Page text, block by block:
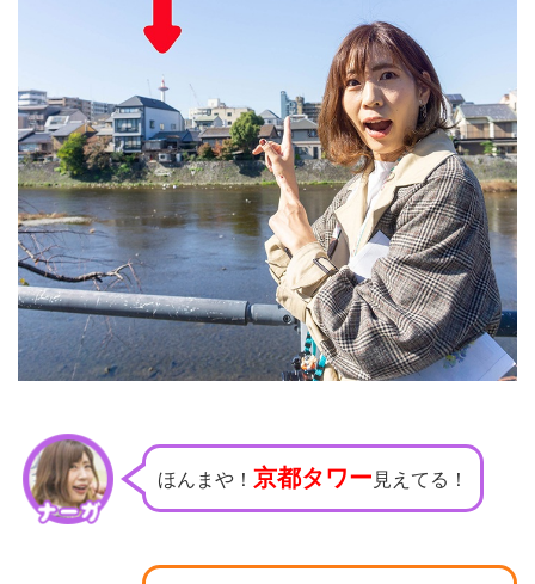
ほんまや！ 京都タワー 見えてる！